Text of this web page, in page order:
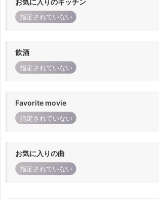
指定されていない
飲酒
指定されていない
Favorite movie
指定されていない
お気に入りの曲
指定されていない